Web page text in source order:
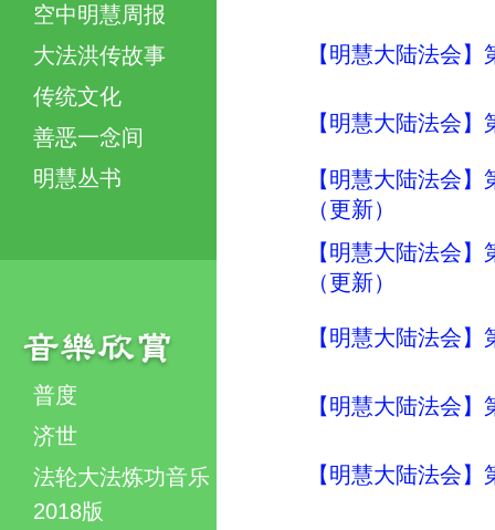
空中明慧周报
大法洪传故事
传统文化
善恶一念间
明慧丛书
普度
济世
法轮大法炼功音乐
2018版
【明慧大陆法会
【明慧大陆法会
【明慧大陆法会
（更新）
【明慧大陆法会
（更新）
【明慧大陆法会
【明慧大陆法会
【明慧大陆法会